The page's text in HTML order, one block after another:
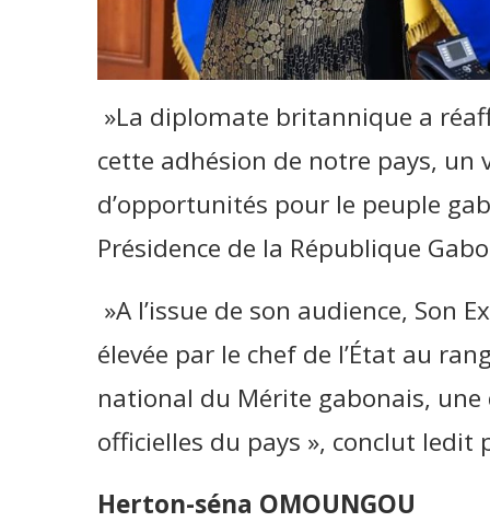
»La diplomate britannique a
cette adhésion de notre pays, un
d’opportunités pour le peuple
Présidence de la République
»A l’issue de son audience, Son
élevée par le chef de l’État au
national du Mérite gabonais,
officielles du pays », conclut ledit
Herton-séna OMOUNGOU